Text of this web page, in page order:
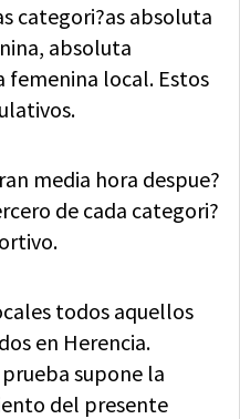
categori?as absoluta
absoluta
femenina local. Estos
media hora despue?
de cada categori?
todos aquellos
en Herencia.
supone la
del presente